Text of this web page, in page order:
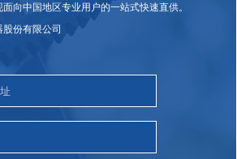
向中国地区专业用户的一站式快速直供。
份有限公司